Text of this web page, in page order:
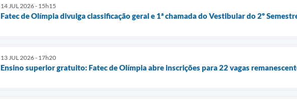
14 JUL 2026 - 15h15
Fatec de Olímpia divulga classificação geral e 1ª chamada do Vestibular do 2º
13 JUL 2026 - 17h20
Ensino superior gratuito: Fatec de Olímpia abre inscrições para 22 vagas